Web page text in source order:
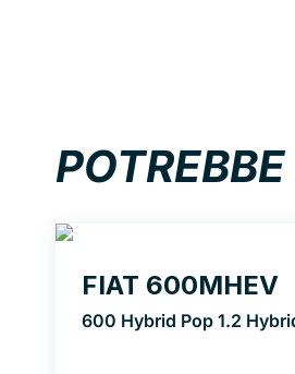
FIAT 600MHEV
600 Hybrid Pop 1.2